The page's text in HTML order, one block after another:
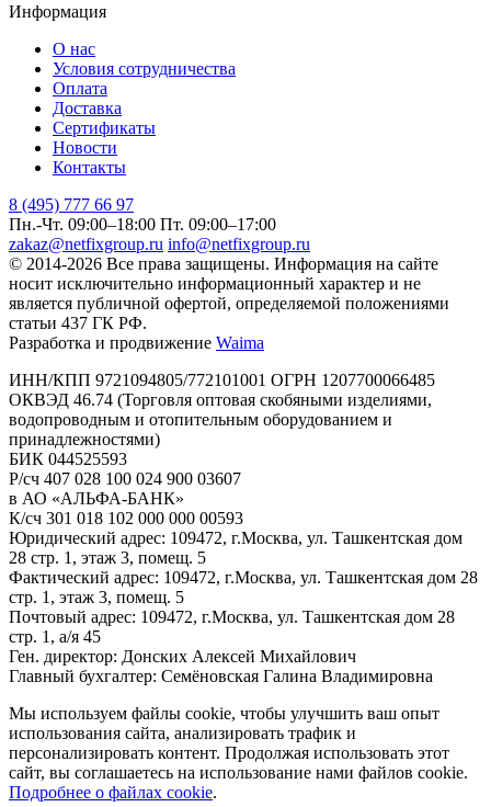
Информация
О нас
Условия сотрудничества
Оплата
Доставка
Сертификаты
Новости
Контакты
8 (495) 777 66 97
Пн.-Чт. 09:00–18:00 Пт. 09:00–17:00
zakaz@netfixgroup.ru info@netfixgroup.ru
© 2014-2026 Все права защищены. Информация на сайте
носит исключительно информационный характер и не
является публичной офертой, определяемой положениями
статьи 437 ГК РФ.
Разработка и продвижение Waima
ИНН/КПП 9721094805/772101001 ОГРН 1207700066485
ОКВЭД 46.74 (Торговля оптовая скобяными изделиями,
водопроводным и отопительным оборудованием и
принадлежностями)
БИК 044525593
Р/сч 407 028 100 024 900 03607
в АО «АЛЬФА-БАНК»
К/сч 301 018 102 000 000 00593
Юридический адрес: 109472, г.Москва, ул. Ташкентская дом
28 стр. 1, этаж 3, помещ. 5
Фактический адрес: 109472, г.Москва, ул. Ташкентская дом 28
стр. 1, этаж 3, помещ. 5
Почтовый адрес: 109472, г.Москва, ул. Ташкентская дом 28
стр. 1, а/я 45
Ген. директор: Донских Алексей Михайлович
Главный бухгалтер: Семёновская Галина Владимировна
Мы используем файлы cookie, чтобы улучшить ваш опыт
использования сайта, анализировать трафик и
персонализировать контент. Продолжая использовать этот
сайт, вы соглашаетесь на использование нами файлов cookie.
Подробнее о файлах cookie.